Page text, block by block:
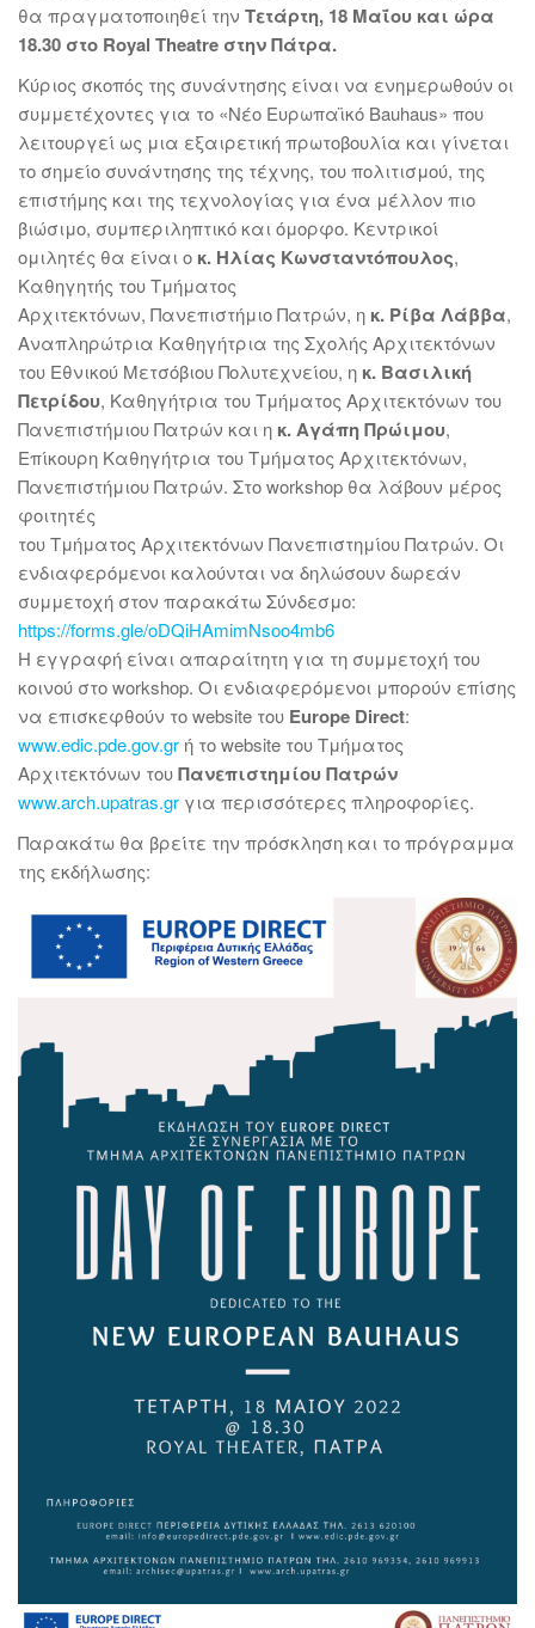
θα πραγματοποιηθεί την Τετάρτη, 18 Μαΐου και ώρα
18.30 στο Royal Theatre στην Πάτρα.
Κύριος σκοπός της συνάντησης είναι να ενημερωθούν οι
συμμετέχοντες για το «Νέο Ευρωπαϊκό Bauhaus» που
λειτουργεί ως μια εξαιρετική πρωτοβουλία και γίνεται
το σημείο συνάντησης της τέχνης, του πολιτισμού, της
επιστήμης και της τεχνολογίας για ένα μέλλον πιο
βιώσιμο, συμπεριληπτικό και όμορφο. Κεντρικοί
ομιλητές θα είναι o κ. Ηλίας Κωνσταντόπουλος,
Καθηγητής του Τμήματος
Αρχιτεκτόνων, Πανεπιστήμιο Πατρών, η κ. Ρίβα Λάββα,
Αναπληρώτρια Καθηγήτρια της Σχολής Αρχιτεκτόνων
του Εθνικού Μετσόβιου Πολυτεχνείου, η κ. Βασιλική
Πετρίδου, Καθηγήτρια του Τμήματος Αρχιτεκτόνων του
Πανεπιστήμιου Πατρών και η κ. Αγάπη Πρώιμου,
Επίκουρη Καθηγήτρια του Τμήματος Αρχιτεκτόνων,
Πανεπιστήμιου Πατρών. Στο workshop θα λάβουν μέρος
φοιτητές
του Τμήματος Αρχιτεκτόνων Πανεπιστημίου Πατρών. Οι
ενδιαφερόμενοι καλούνται να δηλώσουν δωρεάν
συμμετοχή στον παρακάτω Σύνδεσμο:
https://forms.gle/oDQiHAmimNsoo4mb6
Η εγγραφή είναι απαραίτητη για τη συμμετοχή του
κοινού στο workshop. Οι ενδιαφερόμενοι μπορούν επίσης
να επισκεφθούν το website του Europe Direct:
www.edic.pde.gov.gr ή το website του Τμήματος
Αρχιτεκτόνων τουΠανεπιστημίου Πατρών
www.arch.upatras.gr για περισσότερες πληροφορίες.
Παρακάτω θα βρείτε την πρόσκληση και το πρόγραμμα
της εκδήλωσης: